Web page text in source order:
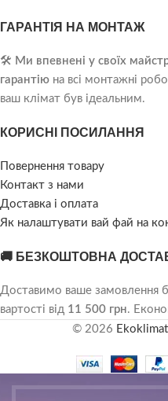
ГАРАНТІЯ НА МОНТАЖ
🛠️ Ми впевнені у своїх
гарантію на всі монтажні
ваш клімат був ідеальним.
КОРИСНІ ПОСИЛАННЯ
Повернення товару
Контакт з нами
Доставка і оплата
Як налаштувати вай фай на
🚚 БЕЗКОШТОВНА
Доставимо ваше замовлення
вартості від 11 500 грн.
© 2026 Ekoklimat